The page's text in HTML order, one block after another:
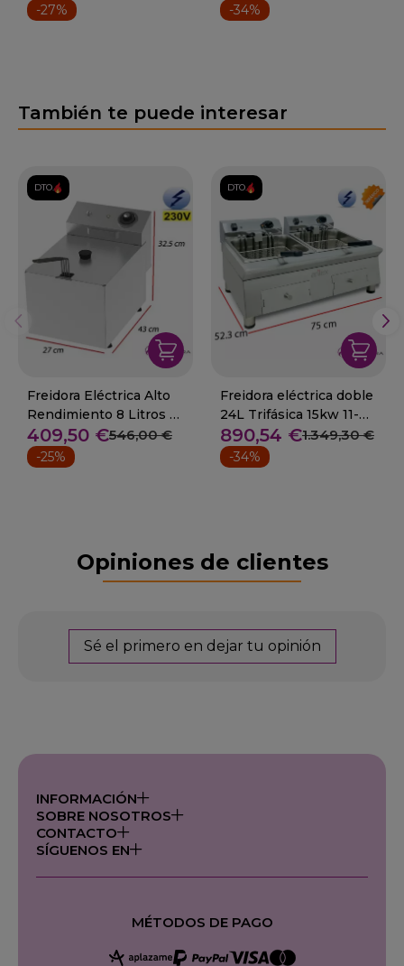
-27% -34%
También te puede interesar
DTO.
Freidora Eléctrica Alto
Rendimiento 8 Litros -
5.5 Kw. 09-FD8LARS
409,50 €546,00 €
-25%
DTO.
Freidora eléctrica doble
24L Trifásica 15kw 11-
70FRE1212GTR
890,54 €1.349,30 €
-34%
Opiniones de clientes
Sé el primero en dejar tu opinión
INFORMACIÓN
SOBRE NOSOTROS
CONTACTO
SÍGUENOS EN
MÉTODOS DE PAGO